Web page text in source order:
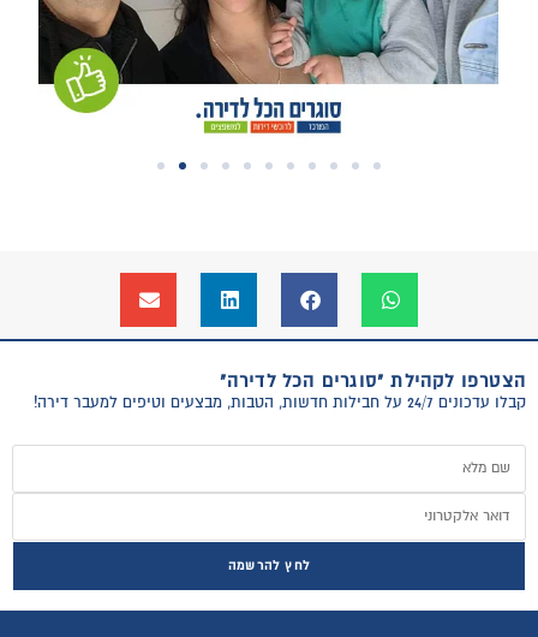
הצטרפו לקהילת "סוגרים הכל לדירה"
קבלו עדכונים 24/7 על חבילות חדשות, הטבות, מבצעים וטיפים למעבר דירה!
לחץ להרשמה